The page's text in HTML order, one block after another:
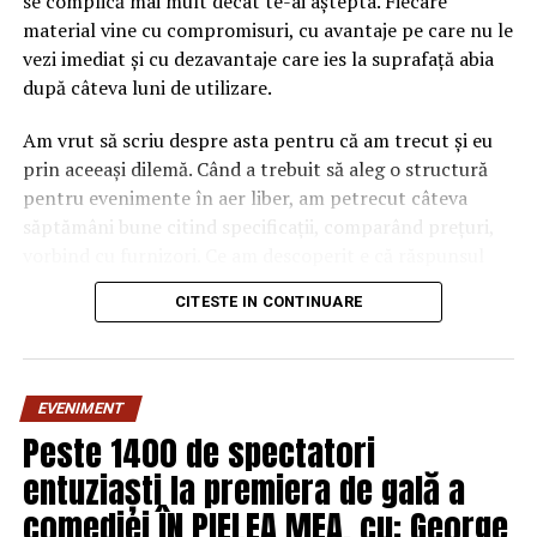
material vine cu compromisuri, cu avantaje pe care nu le
vezi imediat și cu dezavantaje care ies la suprafață abia
după câteva luni de utilizare.
Am vrut să scriu despre asta pentru că am trecut și eu
prin aceeași dilemă. Când a trebuit să aleg o structură
pentru evenimente în aer liber, am petrecut câteva
săptămâni bune citind specificații, comparând prețuri,
„corect” depinde mult de context, de cât de des muți
pavilionul și de ce condiții meteo ai de înfruntat.
materialului mai mult decât
crezi
Multe persoane tratează cadrul metalic al unui pavilion
CITESTE IN CONTINUARE
EVENIMENT
Peste 1400 de spectatori
entuziaști la premiera de gală a
comediei ÎN PIELEA MEA, cu: George